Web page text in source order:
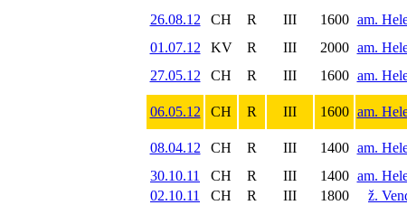
26.08.12
CH R III 1600 am.
01.07.12
KV R III 2000 am.
27.05.12
CH R III 1600 am.
06.05.12 CH R III 1600 am.
08.04.12 CH R III 1400 am.
30.10.11
CH R III 1400 am.
02.10.11
CH R III 1800 ž.